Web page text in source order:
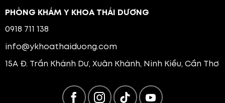
PHÒNG KHÁM Y KHOA THÁI DƯƠNG
0918 711 138
info@ykhoathaiduong.com
15A Đ. Trần Khánh Dư, Xuân Khánh, Ninh Kiều, Cần Thơ